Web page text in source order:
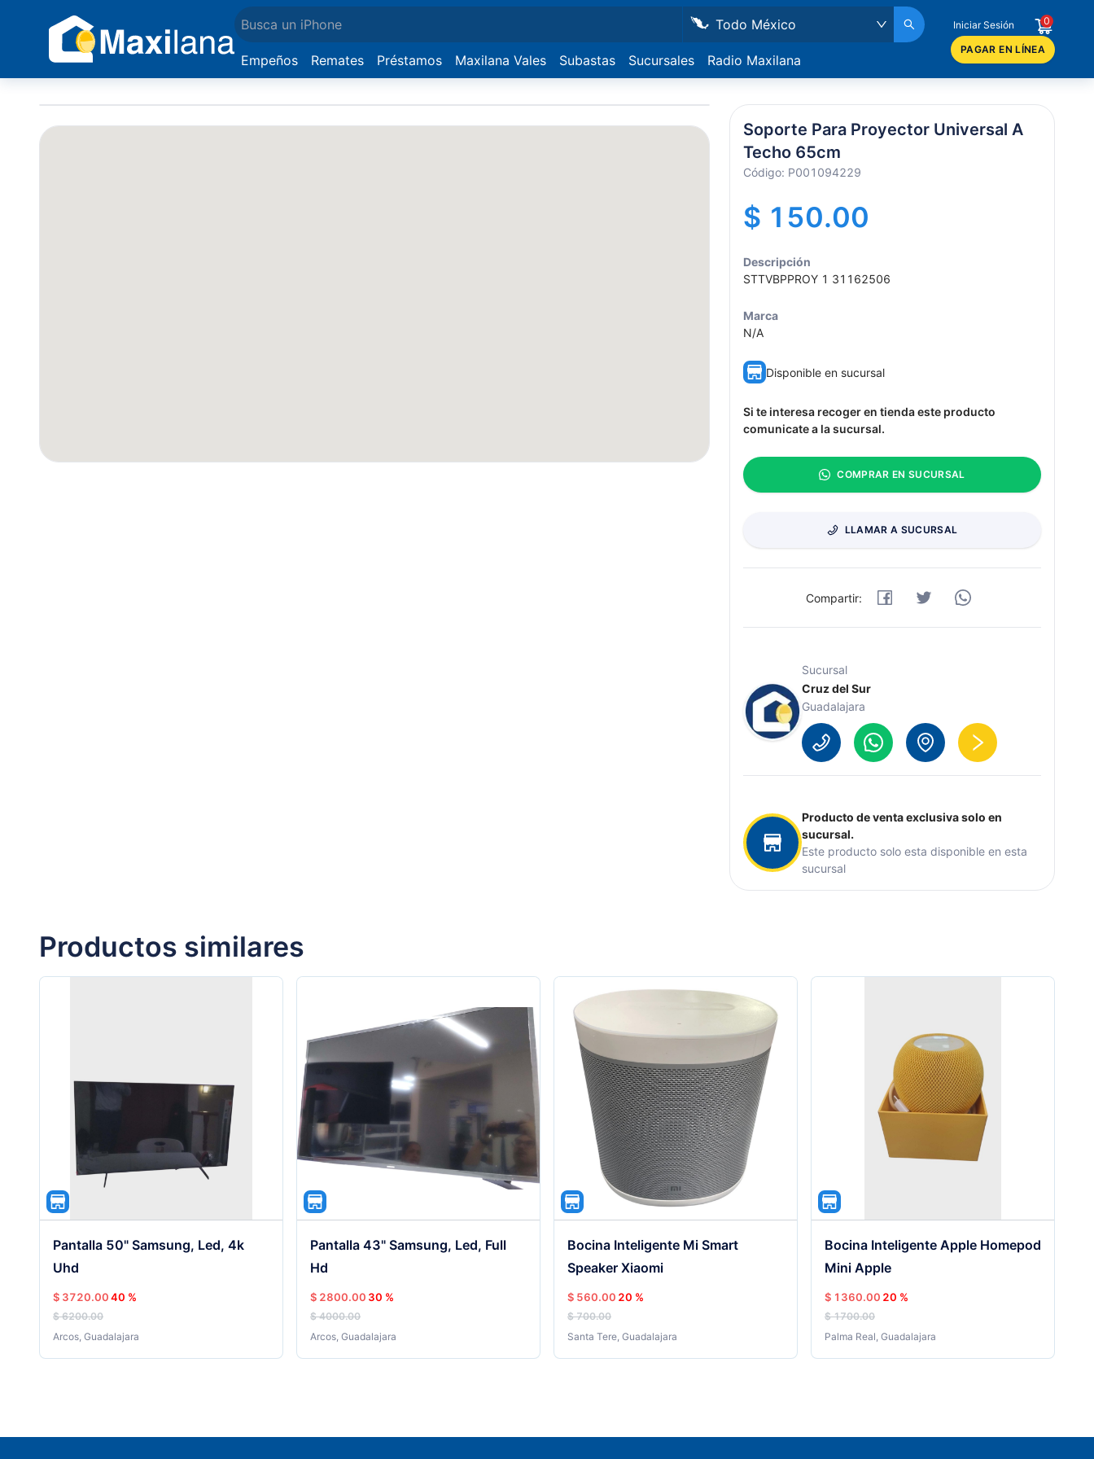
Empeños Remates Préstamos Maxilana Vales Subastas Sucursales Radio Maxilana
Todo México
Culiacán y Navolato
Hermosillo
Guadalajara
Mexicali
Los Mochis
Iniciar Sesión 0
PAGAR EN LÍNEA
Soporte Para Proyector Universal A
Techo 65cm
Código: P001094229
$ 150.00
Descripción
STTVBPPROY 1 31162506
Marca
N/A
Disponible en sucursal
Si te interesa recoger en tienda este producto
comunicate a la sucursal.
COMPRAR EN SUCURSAL
LLAMAR A SUCURSAL
Compartir:
Sucursal
Cruz del Sur
Guadalajara
Producto de venta exclusiva solo en
sucursal.
Este producto solo esta disponible en esta
sucursal
Productos similares
Pantalla 50" Samsung, Led, 4k
Uhd
$ 3720.0040 %
$ 6200.00
Arcos, Guadalajara
Pantalla 43" Samsung, Led, Full
Hd
$ 2800.00 30 %
$ 4000.00
Arcos, Guadalajara
Bocina Inteligente Mi Smart
Speaker Xiaomi
$ 560.00 20 %
$ 700.00
Santa Tere, Guadalajara
Bocina Inteligente Apple Homepod
Mini Apple
$ 1360.00 20 %
$ 1700.00
Palma Real, Guadalajara